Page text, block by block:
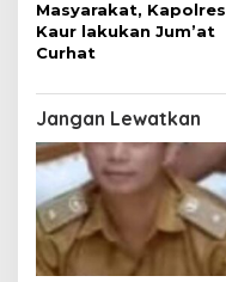
Masyarakat, Kapolres
Kaur lakukan Jum’at
Curhat
Jangan Lewatkan